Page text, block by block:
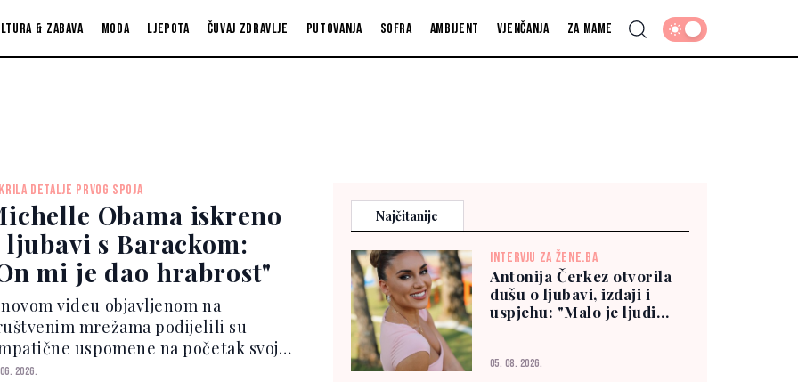
& zabava Moda Ljepota Čuvaj zdravlje Putovanja Sofra Ambijent Vjenčanja Za mame
DETALJE PRVOG SPOJA
Obama iskreno
ljubavi s Barackom:
mi je dao hrabrost"
videu objavljenom na
mrežama podijelili su
uspomene na početak svoje
ali i otkrili kako, prema njihovom
2026.
Najčitanije
INTERVJU ZA ŽENE.BA
Antonija Čerkez otvorila
dušu o ljubavi, izdaji i
uspjehu: "Malo je ljudi
05. 08. 2026.